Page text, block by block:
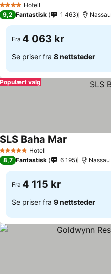
4 StjernerHotell
9,2 Fantastisk 1 463 Nassau
Fra 4 063 kr
Se priser fra 8 nettsteder
Populært valg
5 Stjerner Hotell
SLS Baha Mar
8,7 Fantastisk 6 195 Nassau
Fra 4 115 kr
Se priser fra 9 nettsteder